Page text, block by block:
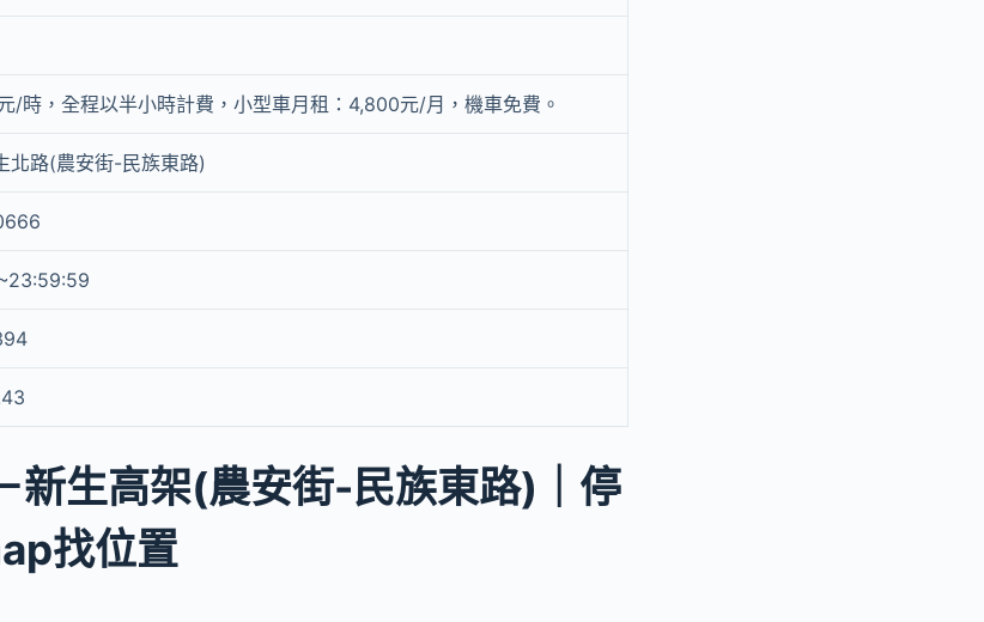
/時，全程以半小時計費，小型車月租：4,800元/月，機車免費。
北路(農安街-民族東路)
新生高架(農安街-民族東路)｜停
找位置